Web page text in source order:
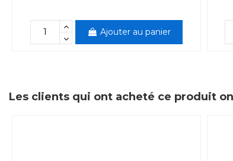
Ajouter au panier
Les clients qui ont acheté ce produit